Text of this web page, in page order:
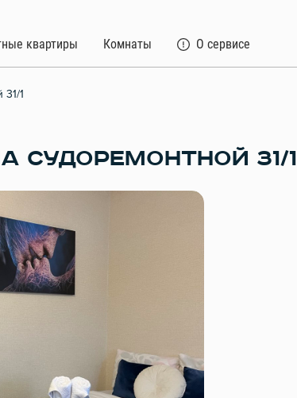
квартиры Комнаты О сервисе
1
СУДОРЕМОНТНОЙ 31/1